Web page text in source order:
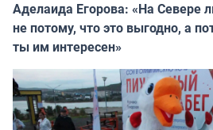
Аделаида Егорова: «На Севере
не потому, что это выгодно, а
ты им интересен»